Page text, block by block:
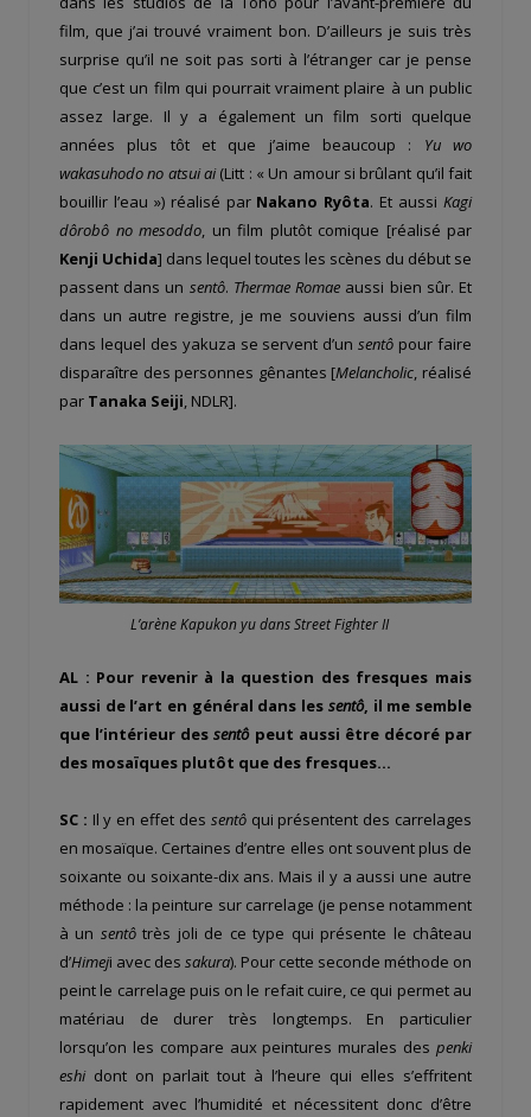
film, que j’ai trouvé vraiment bon. D’ailleurs je suis très
surprise qu’il ne soit pas sorti à l’étranger car je pense
que c’est un film qui pourrait vraiment plaire à un public
assez large. Il y a également un film sorti quelque
années plus tôt et que j’aime beaucoup : Yu wo
wakasuhodo no atsui ai(Litt : « Un amour si brûlant qu’il fait
bouillir l’eau ») réalisé par Nakano Ryôta. Et aussiKagi
dôrobô no mesoddo, un film plutôt comique [réalisé par
Kenji Uchida] dans lequel toutes les scènes du début se
passent dans un sentô. Thermae Romae aussi bien sûr. Et
dans un autre registre, je me souviens aussi d’un film
dans lequel des yakuza se servent d’unsentô pour faire
disparaître des personnes gênantes [Melancholic, réalisé
par Tanaka Seiji, NDLR].
L’arène Kapukon yu dans Street Fighter II
AL : Pour revenir à la question des fresques mais
aussi de l’art en général dans les sentô, il me semble
que l’intérieur dessentôpeut aussi être décoré par
des mosaïques plutôt que des fresques…
SC : Il y en effet des sentôqui présentent des carrelages
en mosaïque. Certaines d’entre elles ont souvent plus de
soixante ou soixante-dix ans. Mais il y a aussi une autre
méthode : la peinture sur carrelage (je pense notamment
à un sentôtrès joli de ce type qui présente le château
d’Himeji avec des sakura). Pour cette seconde méthode on
peint le carrelage puis on le refait cuire, ce qui permet au
matériau de durer très longtemps. En particulier
lorsqu’on les compare aux peintures murales des penki
eshi dont on parlait tout à l’heure qui elles s’effritent
rapidement avec l’humidité et nécessitent donc d’être